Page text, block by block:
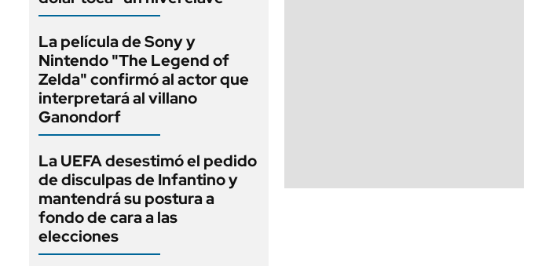
La película de Sony y
Nintendo "The Legend of
Zelda" confirmó al actor que
interpretará al villano
Ganondorf
La UEFA desestimó el pedido
de disculpas de Infantino y
mantendrá su postura a
fondo de cara a las
elecciones